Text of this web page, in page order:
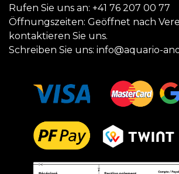
Rufen Sie uns an: +41 76 207 00 77
Öffnungszeiten: Geöffnet nach
kontaktieren Sie uns.
Schreiben Sie uns: info@aquario-